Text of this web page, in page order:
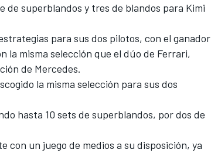
de superblandos y tres de blandos para Kimi
para sus dos pilotos, con el ganador
la misma selección que el dúo de Ferrari,
de Mercedes.
la misma selección para sus dos
hasta 10 sets de superblandos, por dos de
un juego de medios a su disposición, ya